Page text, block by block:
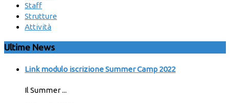
Staff
Strutture
Attività
Ultime News
Link modulo iscrizione Summer Camp 2022
Il Summer ...